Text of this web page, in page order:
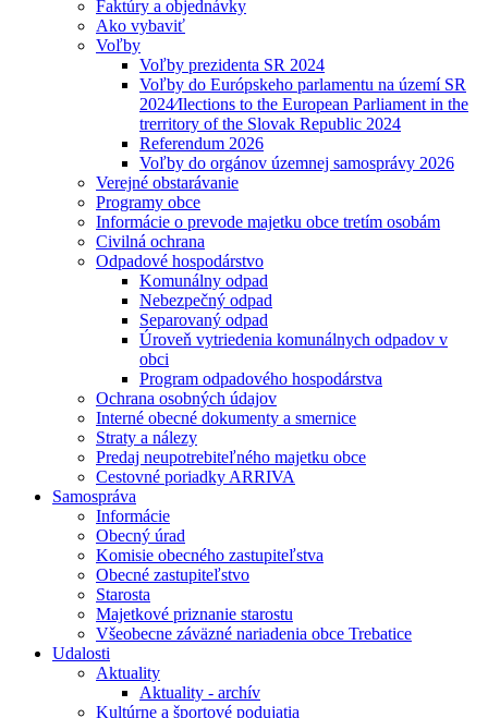
Faktúry a objednávky
Ako vybaviť
Voľby
Voľby prezidenta SR 2024
Voľby do Európskeho parlamentu na území SR
2024⁄Ilections to the European Parliament in the
trerritory of the Slovak Republic 2024
Referendum 2026
Voľby do orgánov územnej samosprávy 2026
Verejné obstarávanie
Programy obce
Informácie o prevode majetku obce tretím osobám
Civilná ochrana
Odpadové hospodárstvo
Komunálny odpad
Nebezpečný odpad
Separovaný odpad
Úroveň vytriedenia komunálnych odpadov v
obci
Program odpadového hospodárstva
Ochrana osobných údajov
Interné obecné dokumenty a smernice
Straty a nálezy
Predaj neupotrebiteľného majetku obce
Cestovné poriadky ARRIVA
Samospráva
Informácie
Obecný úrad
Komisie obecného zastupiteľstva
Obecné zastupiteľstvo
Starosta
Majetkové priznanie starostu
Všeobecne záväzné nariadenia obce Trebatice
Udalosti
Aktuality
Aktuality - archív
Kultúrne a športové podujatia